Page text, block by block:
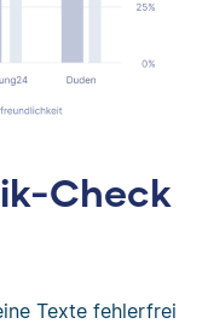
Check
Texte fehlerfrei